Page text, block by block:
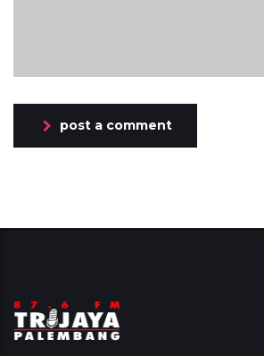
post a comment